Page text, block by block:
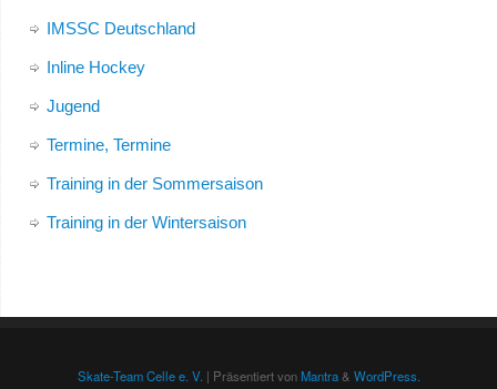
IMSSC Deutschland
Inline Hockey
Jugend
Termine, Termine
Training in der Sommersaison
Training in der Wintersaison
Skate-Team Celle e. V. | Präsentiert vonMantra& WordPress.